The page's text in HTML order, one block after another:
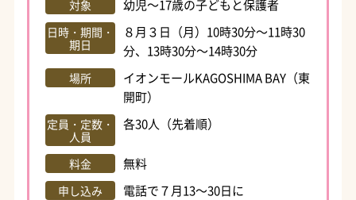
対象 幼児～17歳の子どもと保護者
日時・期間・
期日
８月３日（月）10時30分～11時30
分、13時30分～14時30分
場所
イオンモールKAGOSHIMA BAY（東
開町）
定員・定数・
人員
各30人（先着順）
料金 無料
申し込み
電話で７月13～30日に